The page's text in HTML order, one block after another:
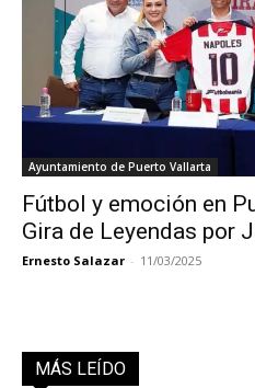
Ayuntamiento de Puerto Vallarta
Fútbol y emoción en
Gira de Leyendas por
Ernesto Salazar - 11/03/2025
MÁS LEÍDO